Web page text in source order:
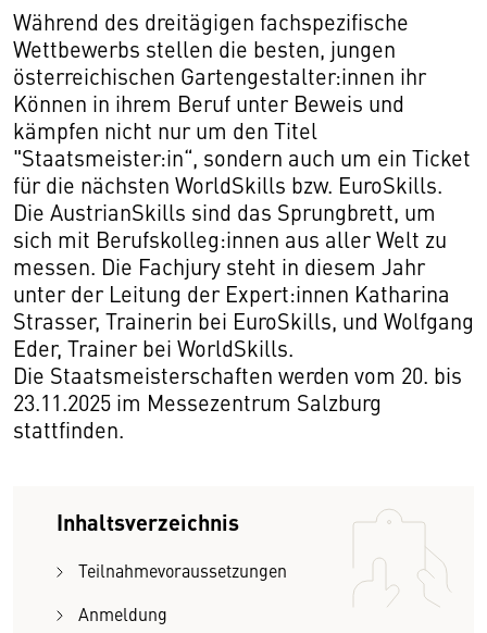
Während des dreitägigen fachspezifische
Wettbewerbs stellen die besten, jungen
österreichischen Gartengestalter:innen ihr
Können in ihrem Beruf unter Beweis und
kämpfen nicht nur um den Titel
"Staatsmeister:in“, sondern auch um ein Ticket
für die nächsten WorldSkills bzw. EuroSkills.
Die AustrianSkills sind das Sprungbrett, um
sich mit Berufskolleg:innen aus aller Welt zu
messen. Die Fachjury steht in diesem Jahr
unter der Leitung der Expert:innen Katharina
Strasser, Trainerin bei EuroSkills, und Wolfgang
Eder, Trainer bei WorldSkills.
Die Staatsmeisterschaften werden vom 20. bis
23.11.2025 im Messezentrum Salzburg
stattfinden.
Inhaltsverzeichnis
Teilnahmevoraussetzungen
Anmeldung